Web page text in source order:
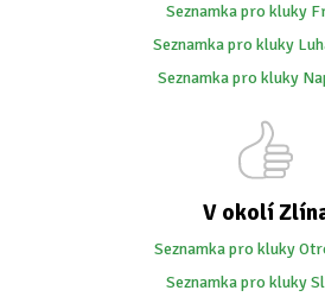
Seznamka pro kluky
Seznamka pro kluky
Seznamka pro kluky
V okolí
Seznamka pro kluky
Seznamka pro kluky